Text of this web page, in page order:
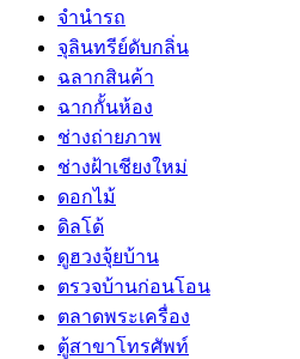
จำนำรถ
จุลินทรีย์ดับกลิ่น
ฉลากสินค้า
ฉากกั้นห้อง
ช่างถ่ายภาพ
ช่างฝ้าเชียงใหม่
ดอกไม้
ดิลโด้
ดูฮวงจุ้ยบ้าน
ตรวจบ้านก่อนโอน
ตลาดพระเครื่อง
ตู้สาขาโทรศัพท์